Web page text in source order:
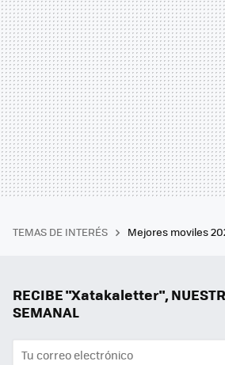
TEMAS DE INTERÉS Mejores moviles
RECIBE "Xatakaletter",
SEMANAL